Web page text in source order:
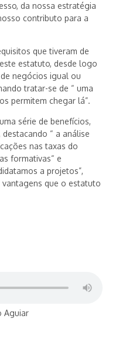
da nossa estratégia
contributo para a
que tiveram de
estatuto, desde logo
negócios igual ou
tratar-se de “ uma
permitem chegar lá”.
série de benefícios,
“ a análise
nas taxas do
formativas“ e
a projetos”,
que o estatuto
Aguiar